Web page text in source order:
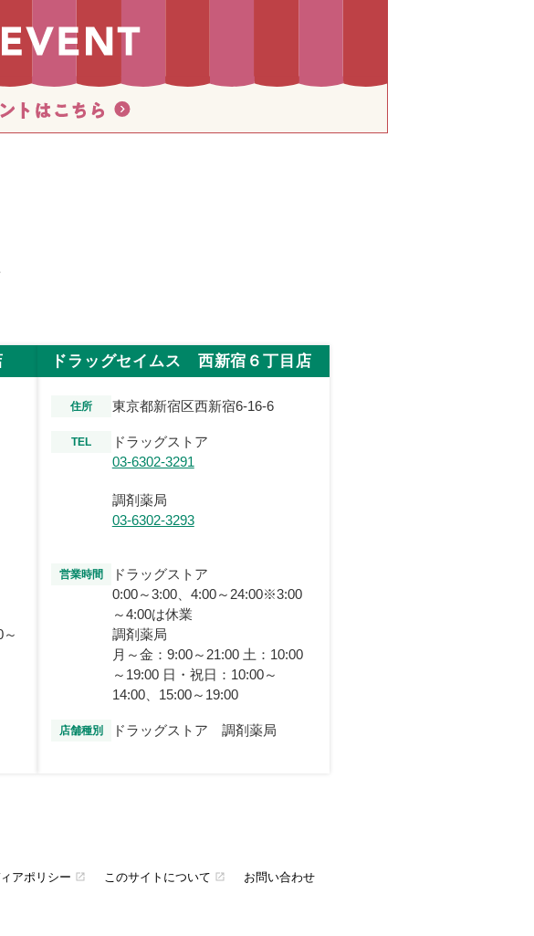
ドラッグセイムス 西新宿６丁目店
住所 東京都新宿区西新宿6-16-6
TEL
ドラッグストア
03-6302-3291
調剤薬局
03-6302-3293
営業時間
ドラッグストア
0:00～3:00、4:00～24:00※3:00
～4:00は休業
調剤薬局
月～金：9:00～21:00 土：10:00
～19:00 日・祝日：10:00～
14:00、15:00～19:00
店舗種別 ドラッグストア 調剤薬局
アポリシー open_in_new このサイトについて open_in_new お問い合わせ